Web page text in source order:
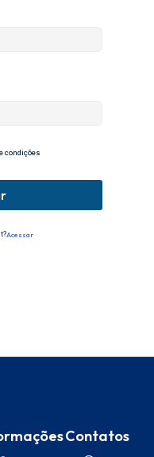
condições
Acessar
Contatos